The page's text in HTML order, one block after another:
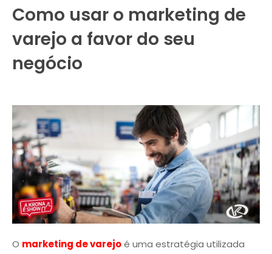
Como usar o marketing de
varejo a favor do seu
negócio
O marketing de varejoé uma estratégia utilizada